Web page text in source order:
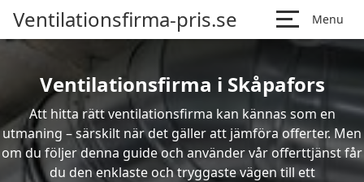
Ventilationsfirma-pris.se Menu
Ventilationsfirma i Skåpafors
Att hitta rätt ventilationsfirma kan kännas som en
utmaning – särskilt när det gäller att jämföra offerter. Men
om du följer denna guide och använder vår offerttjänst får
du den enklaste och tryggaste vägen till ett